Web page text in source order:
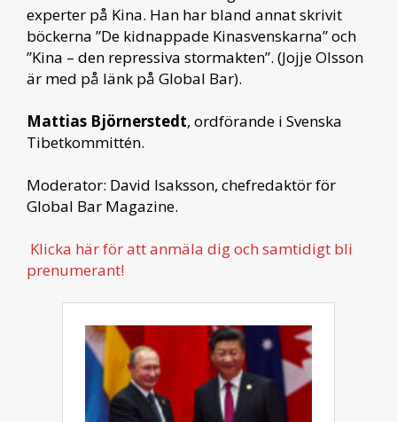
experter på Kina. Han har bland annat skrivit
böckerna ”De kidnappade Kinasvenskarna” och
”Kina – den repressiva stormakten”. (Jojje Olsson
är med på länk på Global Bar).
Mattias Björnerstedt, ordförande i Svenska
Tibetkommittén.
Moderator: David Isaksson, chefredaktör för
Global Bar Magazine.
Klicka här för att anmäla dig och samtidigt bli
prenumerant!